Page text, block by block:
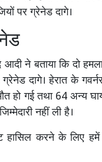
पर ग्रेनेड दागे।
ने बताया कि दो
दागे। हेरात के
गई तथा 64 अन्य
नहीं ली है।
करने के लिए हमें